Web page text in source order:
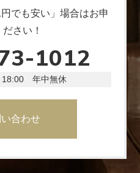
でも安い」場合はお申
さい！
1012
18:00 年中無休
合わせ